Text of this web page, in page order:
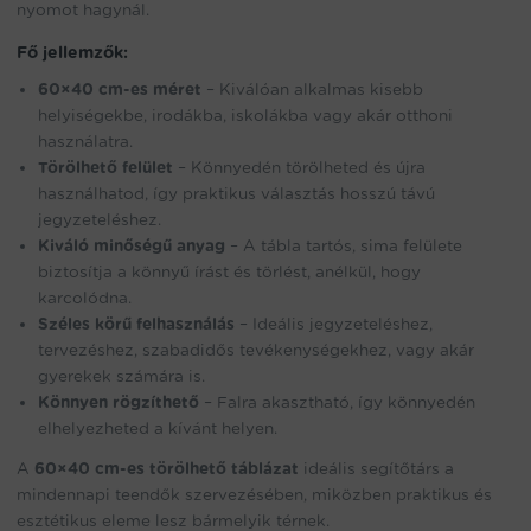
nyomot hagynál.
Fő jellemzők:
60×40 cm-es méret – Kiválóan alkalmas kisebb
helyiségekbe, irodákba, iskolákba vagy akár otthoni
használatra.
Törölhető felület – Könnyedén törölheted és újra
használhatod, így praktikus választás hosszú távú
jegyzeteléshez.
Kiváló minőségű anyag – A tábla tartós, sima felülete
biztosítja a könnyű írást és törlést, anélkül, hogy
karcolódna.
Széles körű felhasználás – Ideális jegyzeteléshez,
tervezéshez, szabadidős tevékenységekhez, vagy akár
gyerekek számára is.
Könnyen rögzíthető – Falra akasztható, így könnyedén
elhelyezheted a kívánt helyen.
A 60×40 cm-es törölhető táblázat ideális segítőtárs a
mindennapi teendők szervezésében, miközben praktikus és
esztétikus eleme lesz bármelyik térnek.